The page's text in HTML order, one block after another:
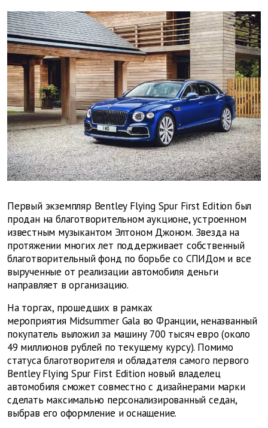
Первый экземпляр Bentley Flying Spur First Edition был
продан на благотворительном аукционе, устроенном
известным музыкантом Элтоном Джоном. Звезда на
протяжении многих лет поддерживает собственный
благотворительный фонд по борьбе со СПИДом и все
вырученные от реализации автомобиля деньги
направляет в организацию.
На торгах, прошедших в рамках
мероприятия Midsummer Gala во Франции, неназванный
покупатель выложил за машину 700 тысяч евро (около
49 миллионов рублей по текущему курсу). Помимо
статуса благотворителя и обладателя самого первого
Bentley Flying Spur First Edition новый владелец
автомобиля сможет совместно с дизайнерами марки
сделать максимально персонализированный седан,
выбрав его оформление и оснащение.